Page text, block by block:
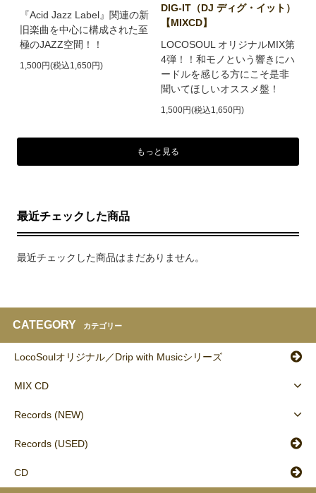
『Acid Jazz Label』関連の新
旧楽曲を中心に構成された至
極のJAZZ空間！！
1,500円(税込1,650円)
DIG-IT（DJ ディグ・イット）
【MIXCD】
LOCOSOUL オリジナルMIX第
4弾！！和モノという響きにハ
ードルを感じる方にこそ是非
聞いてほしいオススメ盤！
1,500円(税込1,650円)
もっと見る
最近チェックした商品
最近チェックした商品はまだありません。
CATEGORY カテゴリー
LocoSoulオリジナル／Drip with Musicシリーズ
MIX CD
Records (NEW)
Records (USED)
CD